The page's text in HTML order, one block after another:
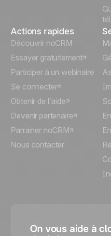
Actions rapides
Découvrir noCRM
Essayer gratuitement
Participer à un webinaire
Se connecter
Obtenir de l’aide
Devenir partenaire
Parrainer noCRM
Nous contacter
On vous aide à